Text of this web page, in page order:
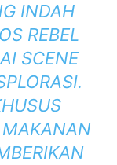
INDAH
REBEL
SCENE